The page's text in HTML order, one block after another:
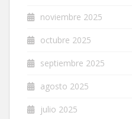
noviembre 2025
octubre 2025
septiembre 2025
agosto 2025
julio 2025